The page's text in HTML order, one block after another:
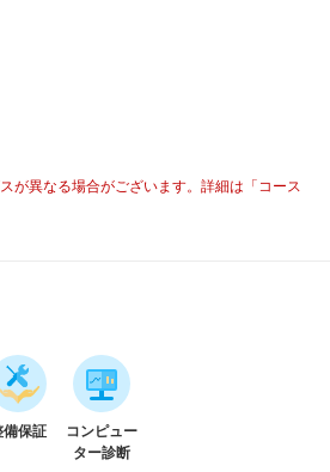
が異なる場合がございます。詳細は「コース
備保証
コンピュー
ター診断